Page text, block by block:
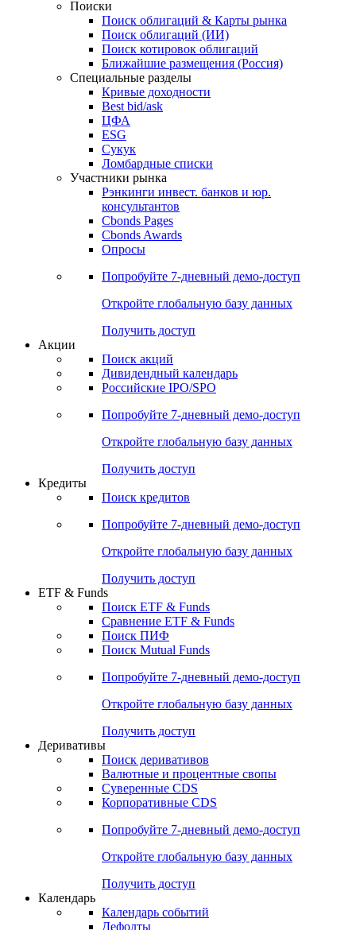
ежеквартальный аналитический журнал
Облигации
Поиски
Поиск облигаций & Карты рынка
Поиск облигаций (ИИ)
Поиск котировок облигаций
Ближайшие размещения (Россия)
Специальные разделы
Кривые доходности
Best bid/ask
ЦФА
ESG
Сукук
Ломбардные списки
Участники рынка
Рэнкинги инвест. банков и юр.
Cbonds Pages
Опросы
Попробуйте7-дневный
Откройте глобальную базу данных
Получить доступ
Поиск акций
Российские IPO/SPO
Попробуйте7-дневный
Откройте глобальную базу данных
Получить доступ
Поиск кредитов
Попробуйте7-дневный
Откройте глобальную базу данных
Получить доступ
ETF & Funds
Сравнение ETF & Funds
Поиск Mutual Funds
Попробуйте7-дневный
Откройте глобальную базу данных
Получить доступ
Деривативы
Валютные и процентные свопы
Корпоративные CDS
Попробуйте7-дневный
Откройте глобальную базу данных